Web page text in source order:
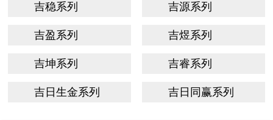
吉稳系列 吉源系列
吉盈系列 吉煜系列
吉坤系列 吉睿系列
吉日生金系列 吉日同赢系列